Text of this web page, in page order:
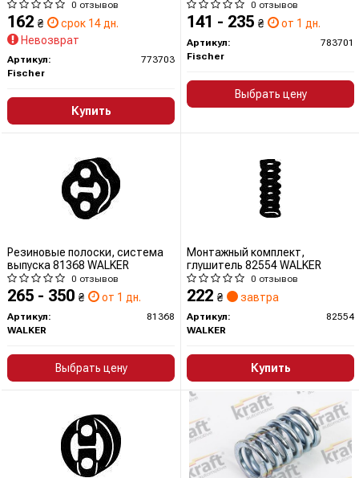
0 отзывов
162 ₴
срок 14 дн.
Невозврат
Артикул:
773703
Fischer
Купить
0 отзывов
141 - 235 ₴ от 1 дн.
Артикул:
783701
Fischer
Выбрать цену
Резиновые полоски, система
выпуска 81368 WALKER
0 отзывов
265 - 350 ₴ от 1 дн.
Артикул:
81368
WALKER
Выбрать цену
Монтажный комплект,
глушитель 82554 WALKER
0 отзывов
222 ₴ завтра
Артикул:
82554
WALKER
Купить